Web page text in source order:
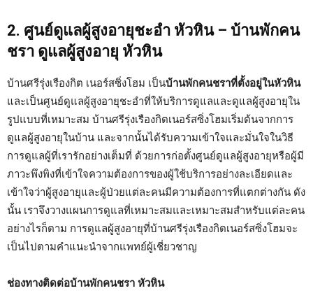
2. ศูนย์ดูแลผู้สูงอายุชะอำ หัวหิน – บ้านพักคน
ชรา ดูแลผู้สูงอายุ หัวหิน
บ้านศรีรุ่งเรืองกิต เนอร์สซิ่งโฮม เป็นบ้านพักคนชราที่ตั้งอยู่ในหัวหิน
และเป็นศูนย์ดูแลผู้สูงอายุชะอำที่ให้บริการดูแลและดูแลผู้สูงอายุใน
รูปแบบที่เหมาะสม บ้านศรีรุ่งเรืองกิตเนอร์สซิ่งโฮมเริ่มต้นจากการ
ดูแลผู้สูงอายุในบ้าน และจากนั้นได้รับความเข้าใจและมั่นใจในวิธี
การดูแลผู้ที่เรารักอย่างเต็มที่ ด้วยการก่อตั้งศูนย์ดูแลผู้สูงอายุหรือผู้มี
ภาวะพึงพิงที่เข้าใจความต้องการของผู้ใช้บริการอย่างละเอียดและ
เข้าใจว่าผู้สูงอายุและผู้ป่วยแต่ละคนมีความต้องการที่แตกต่างกัน ดัง
นั้น เราจึงวางแผนการดูแลที่เหมาะสมและเหมาะสมสำหรับแต่ละคน
อย่างไรก็ตาม การดูแลผู้สูงอายุที่บ้านศรีรุ่งเรืองกิตเนอร์สซิ่งโฮมจะ
เป็นไปตามคำแนะนำจากแพทย์ผู้เชี่ยวชาญ
ช่องทางติดต่อบ้านพักคนชรา หัวหิน